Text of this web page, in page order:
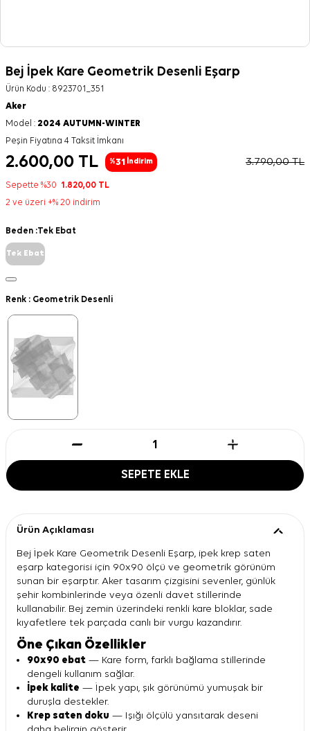
Bej İpek Kare Geometrik Desenli Eşarp
Ürün Kodu : 8923701_351
Aker
Model : 2024 AUTUMN-WINTER
Peşin Fiyatına 4 Taksit İmkanı
2.600,00 TL %31 İndirim 3.790,00TL
Sepette %30 1.820,00 TL
2 ve üzeri +% 20 indirim
Beden :Tek Ebat
Tek Ebat
Renk : Geometrik Desenli
SEPETE EKLE
Ürün Açıklaması
Bej İpek Kare Geometrik Desenli Eşarp, ipek krep saten
eşarp kategorisi için 90x90 ölçü ve geometrik görünüm
sunan bir eşarptır. Aker tasarım çizgisini sevenler, günlük
şehir kombinlerinde veya özenli davet stillerinde
kullanabilir. Bej zemin üzerindeki renkli kare bloklar, sade
kıyafetlere tek parçada canlı bir vurgu kazandırır.
Öne Çıkan Özellikler
90x90 ebat — Kare form, farklı bağlama stillerinde
dengeli kullanım sağlar.
İpek kalite — İpek yapı, şık görünümü yumuşak bir
duruşla destekler.
Krep saten doku — Işığı ölçülü yansıtarak deseni